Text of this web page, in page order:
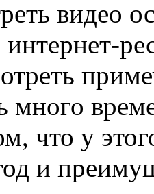
видео
много
что у
и